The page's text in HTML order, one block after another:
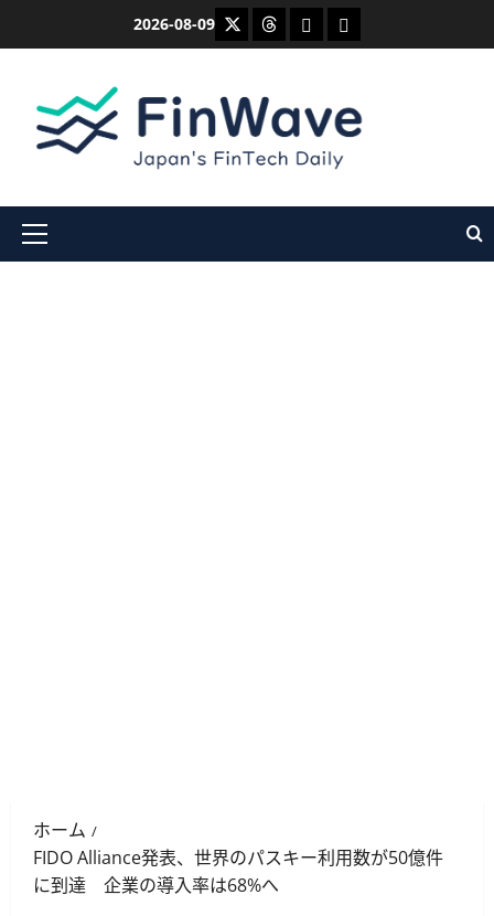
2026-08-09 X ThreadsBlueskyMastodon
メ
ホーム
FIDO Alliance発表、世界のパスキー利用数が50億件
に到達 企業の導入率は68%へ